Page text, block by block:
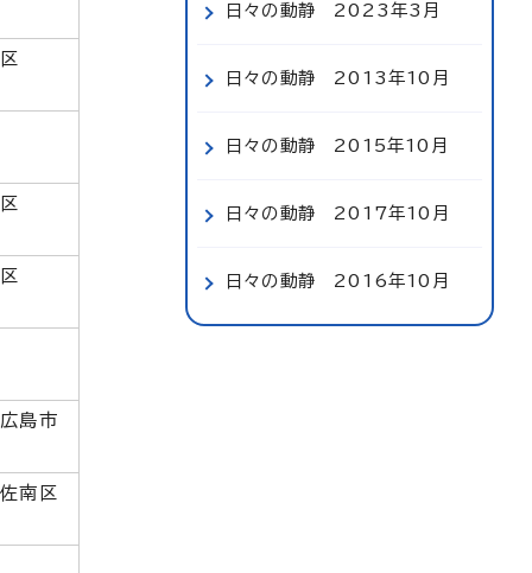
島市
南区
日々の動静 2023年3月
日々の動静 2013年10月
日々の動静 2015年10月
日々の動静 2017年10月
日々の動静 2016年10月